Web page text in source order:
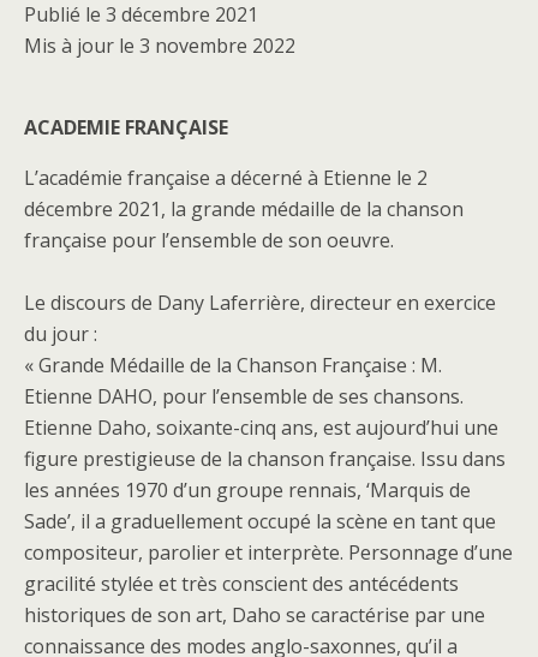
Publié le 3 décembre 2021
Mis à jour le 3 novembre 2022
ACADEMIE FRANÇAISE
L’académie française a décerné à Etienne le 2
décembre 2021, la grande médaille de la chanson
française pour l’ensemble de son oeuvre.
Le discours de Dany Laferrière, directeur en exercice
du jour :
« Grande Médaille de la Chanson Française : M.
Etienne DAHO, pour l’ensemble de ses chansons.
Etienne Daho, soixante-cinq ans, est aujourd’hui une
figure prestigieuse de la chanson française. Issu dans
les années 1970 d’un groupe rennais, ‘Marquis de
Sade’, il a graduellement occupé la scène en tant que
compositeur, parolier et interprète. Personnage d’une
gracilité stylée et très conscient des antécédents
historiques de son art, Daho se caractérise par une
connaissance des modes anglo-saxonnes, qu’il a